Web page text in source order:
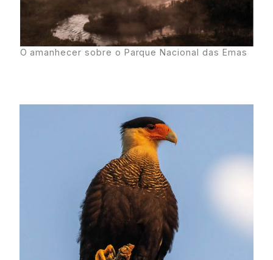
O amanhecer sobre o Parque Nacional das Emas